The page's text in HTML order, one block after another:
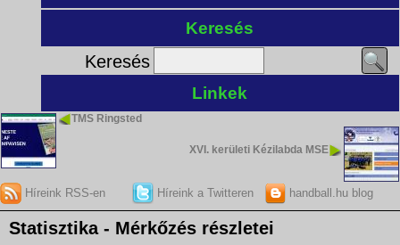
Keresés
Keresés
Linkek
TMS Ringsted
XVI. kerületi Kézilabda MSE
Híreink RSS-en Híreink a Twitteren handball.hu blog
Statisztika - Mérkőzés részletei